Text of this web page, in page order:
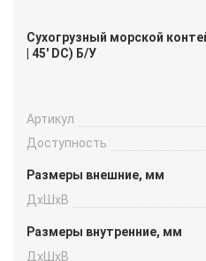
Сухогрузный морской
| 45′ DC) Б/У
Артикул
Доступность
Размеры внешние, мм
ДxШxВ
Размеры внутренние, мм
ДxШxВ